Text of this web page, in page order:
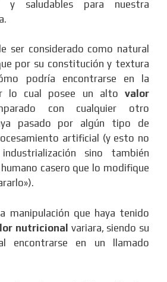
y saludables para nuestra
ser considerado como natural
por su constitución y textura
podría encontrarse en la
lo cual posee un alto valor
con cualquier otro
pasado por algún tipo de
artificial (y esto no
sino también
casero que lo modifique
manipulación que haya tenido
nutricional variara, siendo su
encontrarse en un llamado